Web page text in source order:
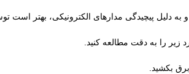
پیچیدگی مدارهای الکترونیکی، بهتر است
را به دقت مطالعه کنید.
بکشید.